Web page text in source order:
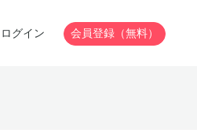
ログイン 会員登録（無料）